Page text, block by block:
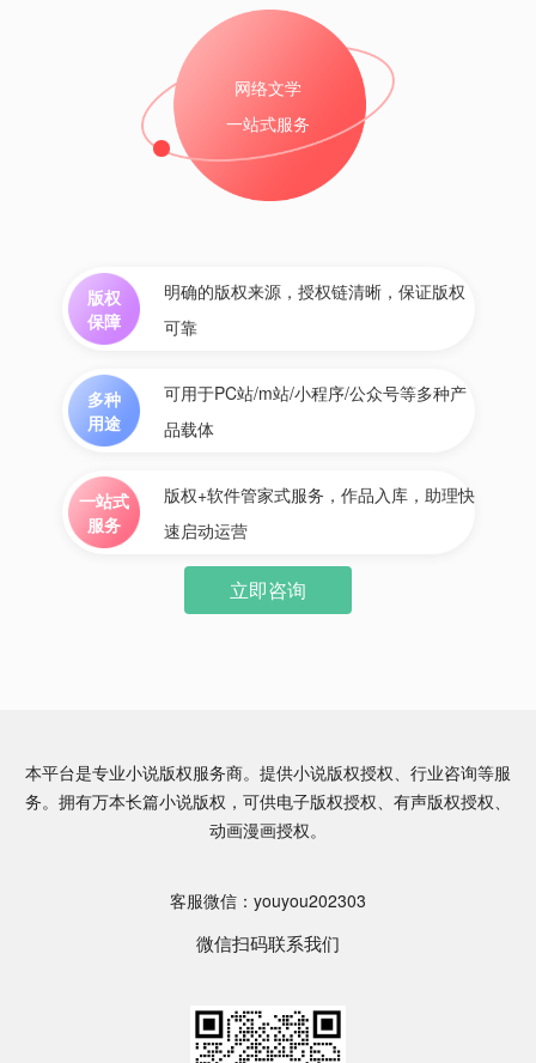
网络文学
一站式服务
版权
保障
明确的版权来源，授权链清晰，保证版权
可靠
多种
用途
可用于PC站/m站/小程序/公众号等多种产
品载体
一站式
服务
版权+软件管家式服务，作品入库，助理快
速启动运营
立即咨询
本平台是专业小说版权服务商。提供小说版权授权、行业咨询等服
务。拥有万本长篇小说版权，可供电子版权授权、有声版权授权、
动画漫画授权。
客服微信：youyou202303
微信扫码联系我们